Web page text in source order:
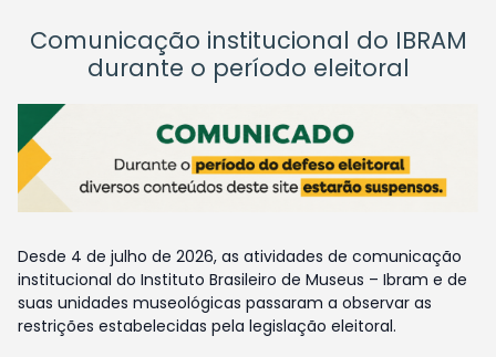
Comunicação institucional do IBRAM
durante o período eleitoral
Desde 4 de julho de 2026, as atividades de comunicação
institucional do Instituto Brasileiro de Museus – Ibram e de
suas unidades museológicas passaram a observar as
restrições estabelecidas pela legislação eleitoral.